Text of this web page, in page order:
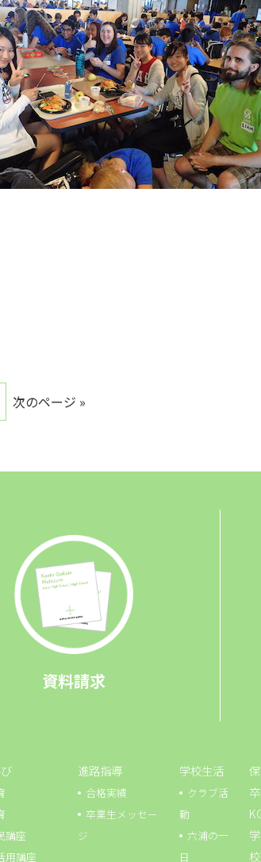
次のページ »
資料請求
講座
用講座
進路指導
合格実績
卒業生メッセー
ジ
学校生活
クラブ活
動
六浦の一
日
校